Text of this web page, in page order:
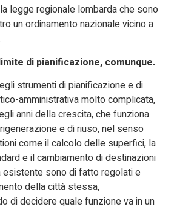
legge regionale lombarda che sono
un ordinamento nazionale vicino a
di pianificazione, comunque.
strumenti di pianificazione e di
amministrativa molto complicata,
anni della crescita, che funziona
e di riuso, nel senso
come il calcolo delle superfici, la
e il cambiamento di destinazioni
esistente sono di fatto regolati e
della città stessa,
di decidere quale funzione va in un